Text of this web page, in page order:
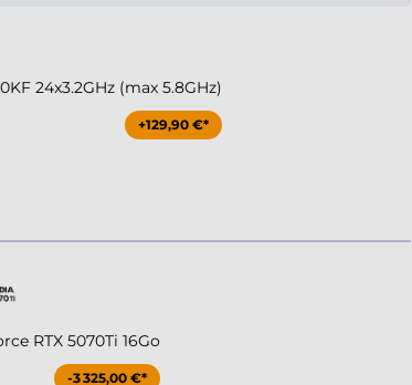
24x3.2GHz (max 5.8GHz)
+129,90 €*
RTX 5070Ti 16Go
-3 325,00 €*